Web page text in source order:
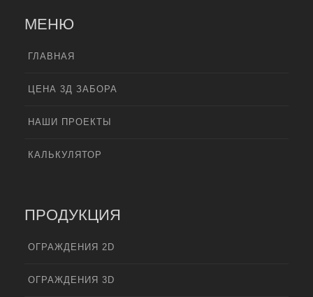
МЕНЮ
ГЛАВНАЯ
ЦЕНА 3Д ЗАБОРА
НАШИ ПРОЕКТЫ
КАЛЬКУЛЯТОР
ПРОДУКЦИЯ
ОГРАЖДЕНИЯ 2D
ОГРАЖДЕНИЯ 3D